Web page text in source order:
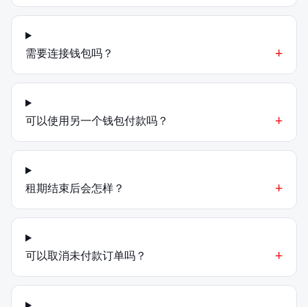
需要连接钱包吗？ +
可以使用另一个钱包付款吗？ +
租期结束后会怎样？ +
可以取消未付款订单吗？ +